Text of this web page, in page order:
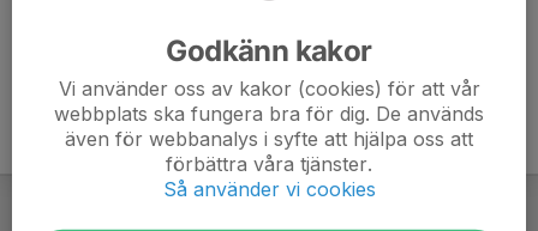
Godkänn kakor
Vi använder oss av kakor (cookies) för att vår
webbplats ska fungera bra för dig. De används
även för webbanalys i syfte att hjälpa oss att
förbättra våra tjänster.
Så använder vi cookies